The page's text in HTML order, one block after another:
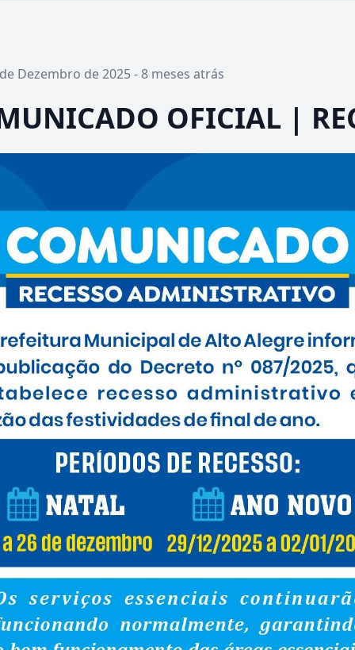
Dezembro de 2025 - 8 meses atrás
OFICIAL |